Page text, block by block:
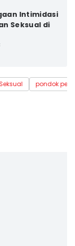
Intimidasi
Seksual di
pondok